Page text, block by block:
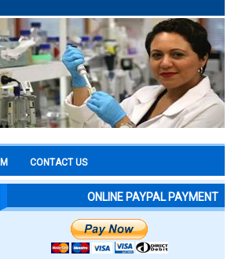
CONTACT US
ONLINE PAYPAL PAYMENT